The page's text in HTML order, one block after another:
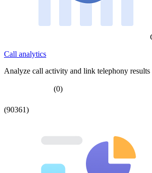
Call analytics
Analyze call activity and link telephony
(0)
(90361)